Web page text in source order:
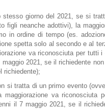
stesso giorno del 2021, se si
figli neanche adottivi), la
in ordine di tempo (es.
spetta solo al secondo e al
va riconosciuta per tutti i
2021, se il richiedente
richiedente);
si tratta di un primo evento
va riconosciuta
il 7 maggio 2021, se il